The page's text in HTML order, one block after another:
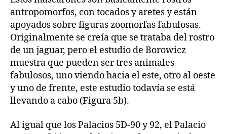
antropomorfos, con tocados y aretes y están
apoyados sobre figuras zoomorfas fabulosas.
Originalmente se creía que se trataba del rostro
de un jaguar, pero el estudio de Borowicz
muestra que pueden ser tres animales
fabulosos, uno viendo hacia el este, otro al oeste
y uno de frente, este estudio todavía se está
llevando a cabo (Figura 5b).
Al igual que los Palacios 5D-90 y 92, el Palacio